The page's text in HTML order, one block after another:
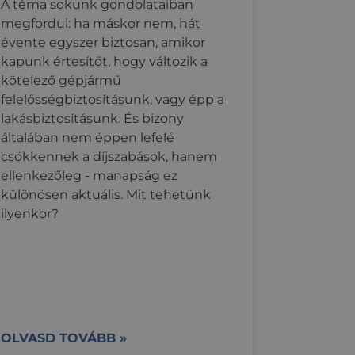
A téma sokunk gondolataiban
megfordul: ha máskor nem, hát
évente egyszer biztosan, amikor
kapunk értesítőt, hogy változik a
kötelező gépjármű
felelősségbiztosításunk, vagy épp a
lakásbiztosításunk. És bizony
általában nem éppen lefelé
csökkennek a díjszabások, hanem
ellenkezőleg - manapság ez
különösen aktuális. Mit tehetünk
ilyenkor?
OLVASD TOVÁBB »
szám
minden
látogatói,
szolgál.
állított be, ahol
fióknak vagy
kapcsolódik. Ez a
korlátozza a
adatok
látogatója
használja,
fél hirdetőitől
a visszatérő
nyújtva a
nyomon
kínáljon.
a különböző
biztosítva, hogy